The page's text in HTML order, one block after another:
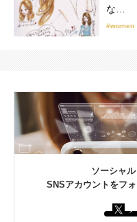
な…
#women
ソーシャ
SNSアカウントをフ